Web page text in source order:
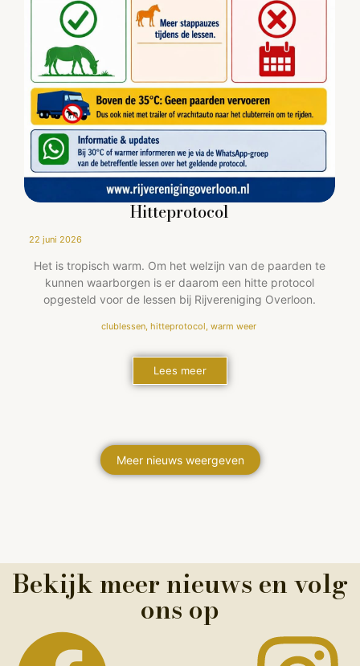
Hitteprotocol
22 juni 2026
Het is tropisch warm. Om het welzijn van de paarden te
kunnen waarborgen is er daarom een hitte protocol
opgesteld voor de lessen bij Rijvereniging Overloon.
clublessen, hitteprotocol, warm weer
Lees meer
Meer nieuws weergeven
Bekijk meer nieuws en volg
ons op